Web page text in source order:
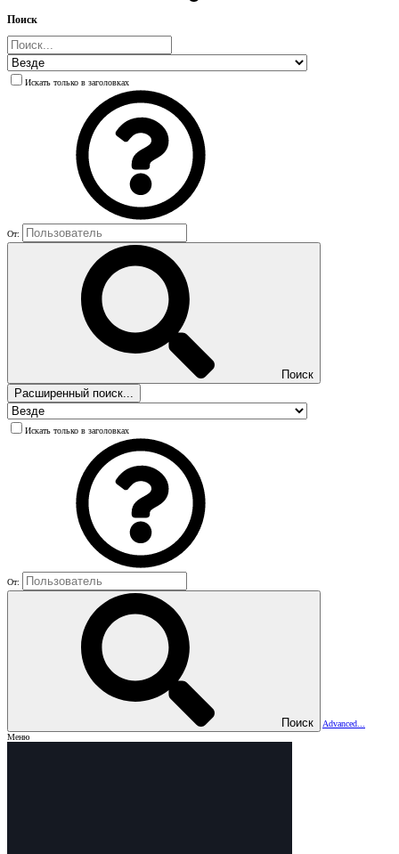
Поиск
Искать только в заголовках
От:
Поиск
Расширенный поиск...
Искать только в заголовках
От:
Поиск
Advanced...
Меню